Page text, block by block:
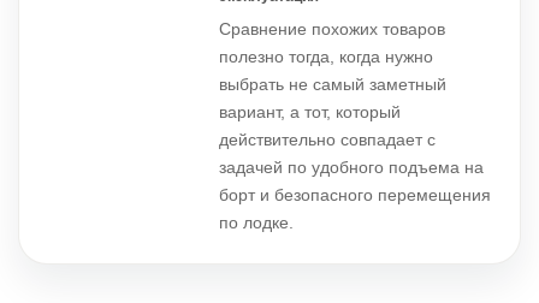
Сравнение похожих товаров
полезно тогда, когда нужно
выбрать не самый заметный
вариант, а тот, который
действительно совпадает с
задачей по удобного подъема на
борт и безопасного перемещения
по лодке.